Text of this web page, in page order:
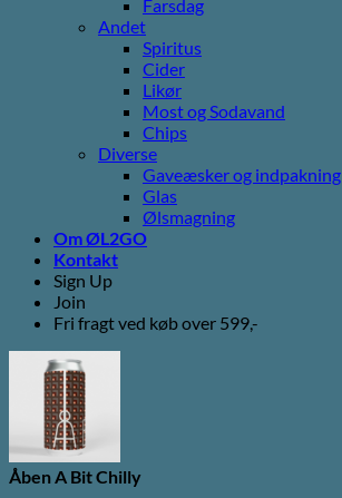
Farsdag
Andet
Spiritus
Cider
Likør
Most og Sodavand
Chips
Diverse
Gaveæsker og indpakning
Glas
Ølsmagning
Om ØL2GO
Kontakt
Sign Up
Join
Fri fragt ved køb over 599,-
Åben A Bit Chilly